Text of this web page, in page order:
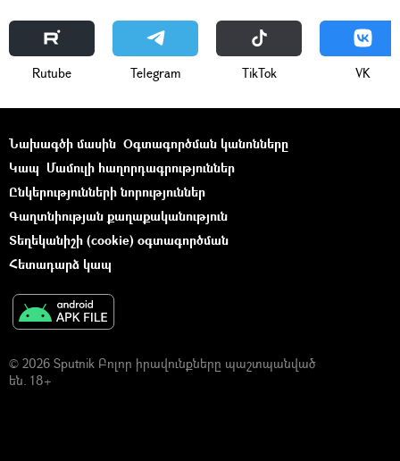
Rutube Telegram ТikТоk VK
Նախագծի մասին Օգտագործման կանոնները
Կապ Մամուլի հաղորդագրություններ
Ընկերությունների նորություններ
Գաղտնիության քաղաքականություն
Տեղեկանիշի (cookie) օգտագործման
Հետադարձ կապ
© 2026 Sputnik Բոլոր իրավունքները պաշտպանված
են. 18+